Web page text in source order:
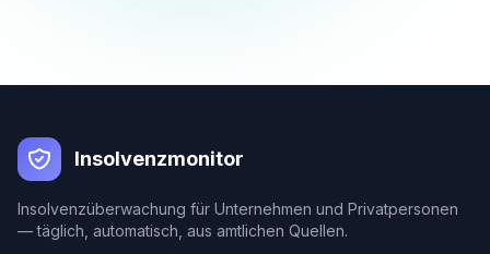
Insolvenzmonitor
Insolvenzüberwachung für Unternehmen und Privatpersonen
— täglich, automatisch, aus amtlichen Quellen.